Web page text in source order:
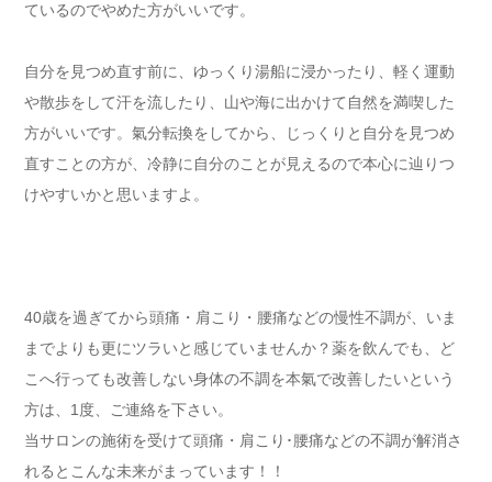
ているのでやめた方がいいです。
自分を見つめ直す前に、ゆっくり湯船に浸かったり、軽く運動
や散歩をして汗を流したり、山や海に出かけて自然を満喫した
方がいいです。氣分転換をしてから、じっくりと自分を見つめ
直すことの方が、冷静に自分のことが見えるので本心に辿りつ
けやすいかと思いますよ。
40歳を過ぎてから頭痛・肩こり・腰痛などの慢性不調が、いま
までよりも更にツラいと感じていませんか？薬を飲んでも、ど
こへ行っても改善しない身体の不調を本氣で改善したいという
方は、1度、ご連絡を下さい。
当サロンの施術を受けて頭痛・肩こり･腰痛などの不調が解消さ
れるとこんな未来がまっています！！